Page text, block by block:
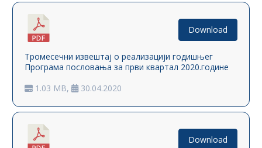
Тромесечни извештај о реализацији годишњег
Програма пословања за први квартал 2020.године
1.03 MB,
30.04.2020
Download
Download